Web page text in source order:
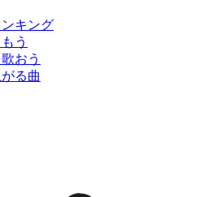
キング
う
おう
る曲